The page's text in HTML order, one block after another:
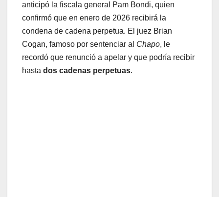
anticipó la fiscala general Pam Bondi, quien
confirmó que en enero de 2026 recibirá la
condena de cadena perpetua. El juez Brian
Cogan, famoso por sentenciar al Chapo, le
recordó que renunció a apelar y que podría recibir
hasta dos cadenas perpetuas.